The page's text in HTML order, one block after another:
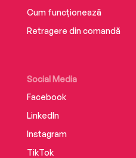
Cum funcționează
Retragere din comandă
Social Media
Facebook
LinkedIn
Instagram
TikTok